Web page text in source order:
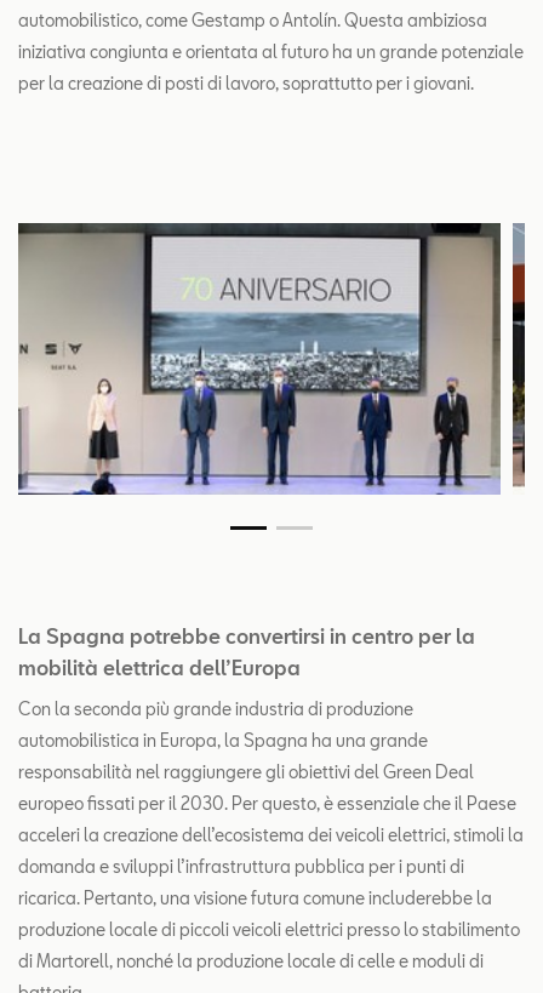
automobilistico, come Gestamp o Antolín. Questa ambiziosa
iniziativa congiunta e orientata al futuro ha un grande potenziale
per la creazione di posti di lavoro, soprattutto per i giovani.
La Spagna potrebbe convertirsi in centro per la
mobilità elettrica dell’Europa
Con la seconda più grande industria di produzione
automobilistica in Europa, la Spagna ha una grande
responsabilità nel raggiungere gli obiettivi del Green Deal
europeo fissati per il 2030. Per questo, è essenziale che il Paese
acceleri la creazione dell’ecosistema dei veicoli elettrici, stimoli la
domanda e sviluppi l’infrastruttura pubblica per i punti di
ricarica. Pertanto, una visione futura comune includerebbe la
produzione locale di piccoli veicoli elettrici presso lo stabilimento
di Martorell, nonché la produzione locale di celle e moduli di